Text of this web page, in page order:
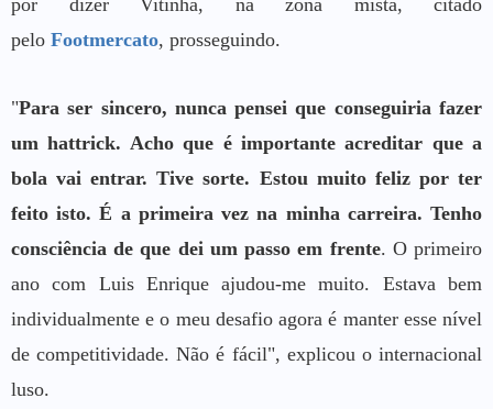
pelo Footmercato, prosseguindo.
"Para ser sincero, nunca pensei que conseguiria fazer
um hattrick. Acho que é importante acreditar que a
bola vai entrar. Tive sorte. Estou muito feliz por ter
feito isto. É a primeira vez na minha carreira. Tenho
consciência de que dei um passo em frente. O primeiro
ano com Luis Enrique ajudou-me muito. Estava bem
individualmente e o meu desafio agora é manter esse nível
de competitividade. Não é fácil", explicou o internacional
luso.